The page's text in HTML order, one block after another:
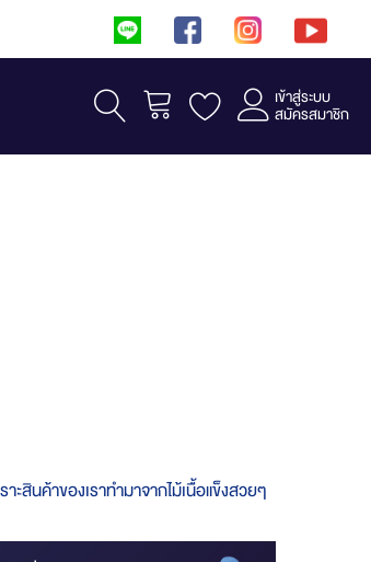
รถเข็น เข้าสู่ระบบ
สมัครสมาชิก
สินค้าของเราทำมาจากไม้เนื้อแข็งสวยๆ